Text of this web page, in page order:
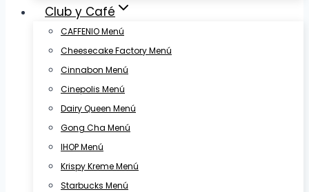
Club y Café
CAFFENIO Menú
Cheesecake Factory Menú
Cinnabon Menú
Cinepolis Menú
Dairy Queen Menú
Gong Cha Menú
IHOP Menú
Krispy Kreme Menú
Starbucks Menú